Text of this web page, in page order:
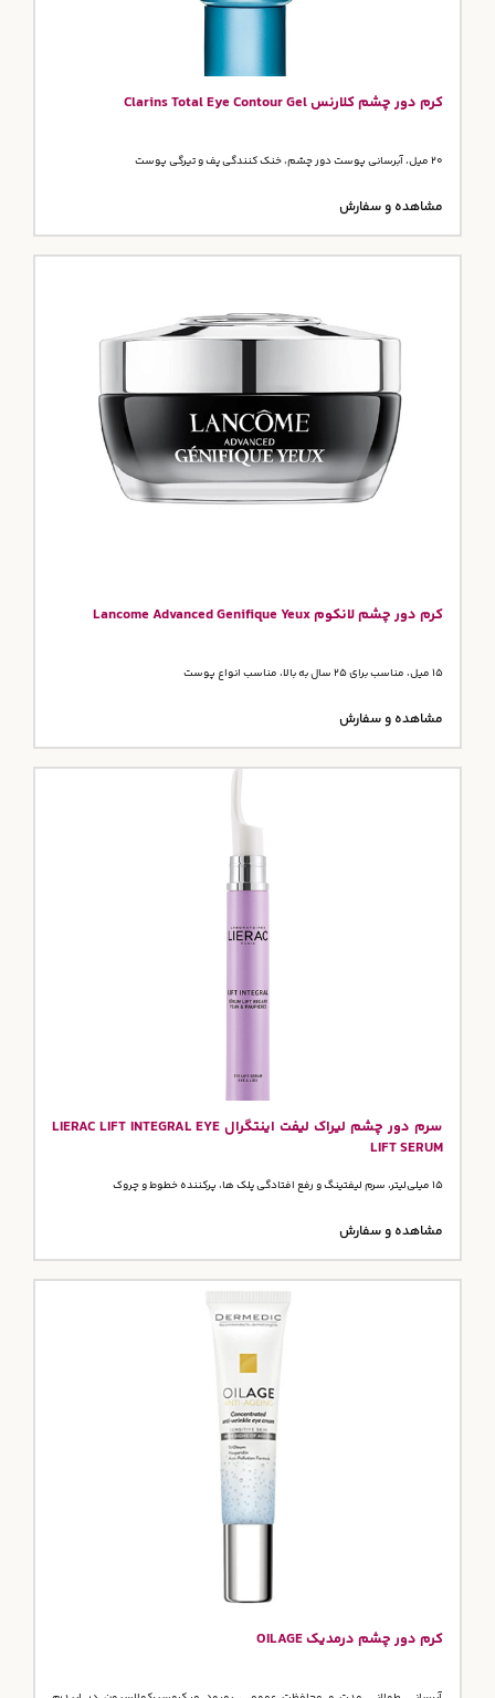
کرم دور چشم کلارنس Clarins Total Eye Contour Gel
20 میل، آبرسانی پوست دور چشم، خنک کنندگی پف و تیرگی پوست
مشاهده و سفارش
کرم دور چشم لانکوم Lancome Advanced Genifique Yeux
15 میل، مناسب برای 25 سال به بالا، مناسب انواع پوست
مشاهده و سفارش
سرم دور چشم لیراک لیفت اینتگرال LIERAC LIFT INTEGRAL EYE
LIFT SERUM
15 میلی‌لیتر، سرم لیفتینگ و رفع افتادگی پلک ها، پرکننده خطوط و چروک
مشاهده و سفارش
کرم دور چشم درمدیک OILAGE